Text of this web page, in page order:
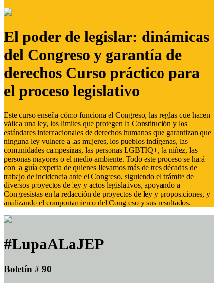
El poder de legislar: dinámicas
del Congreso y garantía de
derechos Curso práctico para
el proceso legislativo
Este curso enseña cómo funciona el Congreso, las reglas que hacen
válida una ley, los límites que protegen la Constitución y los
estándares internacionales de derechos humanos que garantizan que
ninguna ley vulnere a las mujeres, los pueblos indígenas, las
comunidades campesinas, las personas LGBTIQ+, la niñez, las
personas mayores o el medio ambiente. Todo este proceso se hará
con la guía experta de quienes llevamos más de tres décadas de
trabajo de incidencia ante el Congreso, siguiendo el trámite de
diversos proyectos de ley y actos legislativos, apoyando a
Congresistas en la redacción de proyectos de ley y proposiciones, y
analizando el comportamiento del Congreso y sus resultados.
#LupaALaJEP
Boletín # 90